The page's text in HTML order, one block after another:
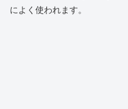
によく使われます。